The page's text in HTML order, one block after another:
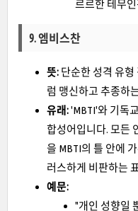
르르한 테무
9. 엠비스찬
뜻: 단순한 성격 유형
럼 맹신하고 추종하
유래:'MBTI'와 기독
합성어입니다. 모든
을 MBTI의 틀 안에
러스하게 비판하는
예문:
"개인 성향일